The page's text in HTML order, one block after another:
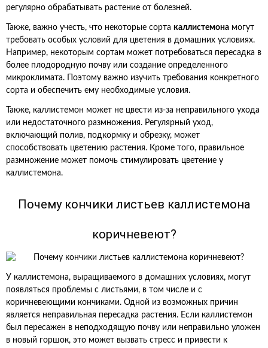
регулярно обрабатывать растение от болезней.
Также, важно учесть, что некоторые сорта каллистемона могут
требовать особых условий для цветения в домашних условиях.
Например, некоторым сортам может потребоваться пересадка в
более плодородную почву или создание определенного
микроклимата. Поэтому важно изучить требования конкретного
сорта и обеспечить ему необходимые условия.
Также, каллистемон может не цвести из-за неправильного ухода
или недостаточного размножения. Регулярный уход,
включающий полив, подкормку и обрезку, может
способствовать цветению растения. Кроме того, правильное
размножение может помочь стимулировать цветение у
каллистемона.
Почему кончики листьев каллистемона
коричневеют?
У каллистемона, выращиваемого в домашних условиях, могут
появляться проблемы с листьями, в том числе и с
коричневеющими кончиками. Одной из возможных причин
является неправильная пересадка растения. Если каллистемон
был пересажен в неподходящую почву или неправильно уложен
в новый горшок, это может вызвать стресс и привести к